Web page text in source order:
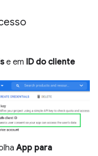
e em ID do cliente
App para